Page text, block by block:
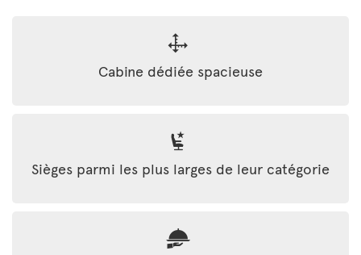
Cabine dédiée spacieuse
Sièges parmi les plus larges de leur catégorie